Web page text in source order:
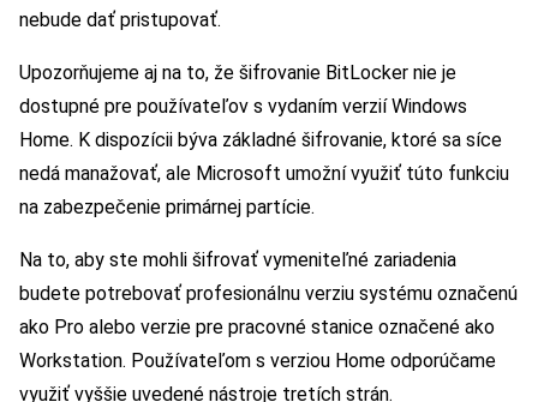
nebude dať pristupovať.
Upozorňujeme aj na to, že šifrovanie BitLocker nie je
dostupné pre používateľov s vydaním verzií Windows
Home. K dispozícii býva základné šifrovanie, ktoré sa síce
nedá manažovať, ale Microsoft umožní využiť túto funkciu
na zabezpečenie primárnej partície.
Na to, aby ste mohli šifrovať vymeniteľné zariadenia
budete potrebovať profesionálnu verziu systému označenú
ako Pro alebo verzie pre pracovné stanice označené ako
Workstation. Používateľom s verziou Home odporúčame
využiť vyššie uvedené nástroje tretích strán.